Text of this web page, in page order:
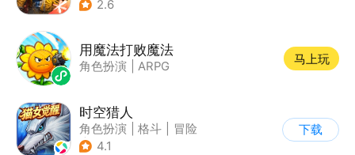
2.6
用魔法打败魔法
角色扮演 ARPG
马上玩
时空猎人
角色扮演 格斗
冒险
| 时空猎人
4.1
下载